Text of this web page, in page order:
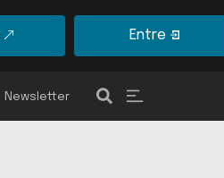
Entre
Newsletter